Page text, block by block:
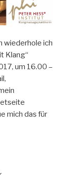
wiederhole ich
Klang“
um 16.00 –
mich das für